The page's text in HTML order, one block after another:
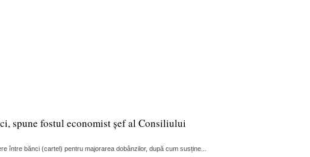
spune fostul economist șef al Consiliului
între bănci (cartel) pentru majorarea dobânzilor, după cum susține...